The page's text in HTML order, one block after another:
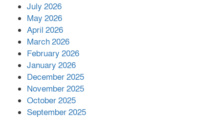
পর ফোন তারেক রহমানের,গ্যাস সঙ্কট
July 2026
May 2026
April 2026
March 2026
February 2026
January 2026
December 2025
November 2025
October 2025
September 2025